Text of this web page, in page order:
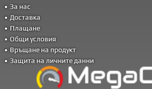
За нас
Доставка
Плащане
Общи условия
Връщане на продукт
Защита на личните данни